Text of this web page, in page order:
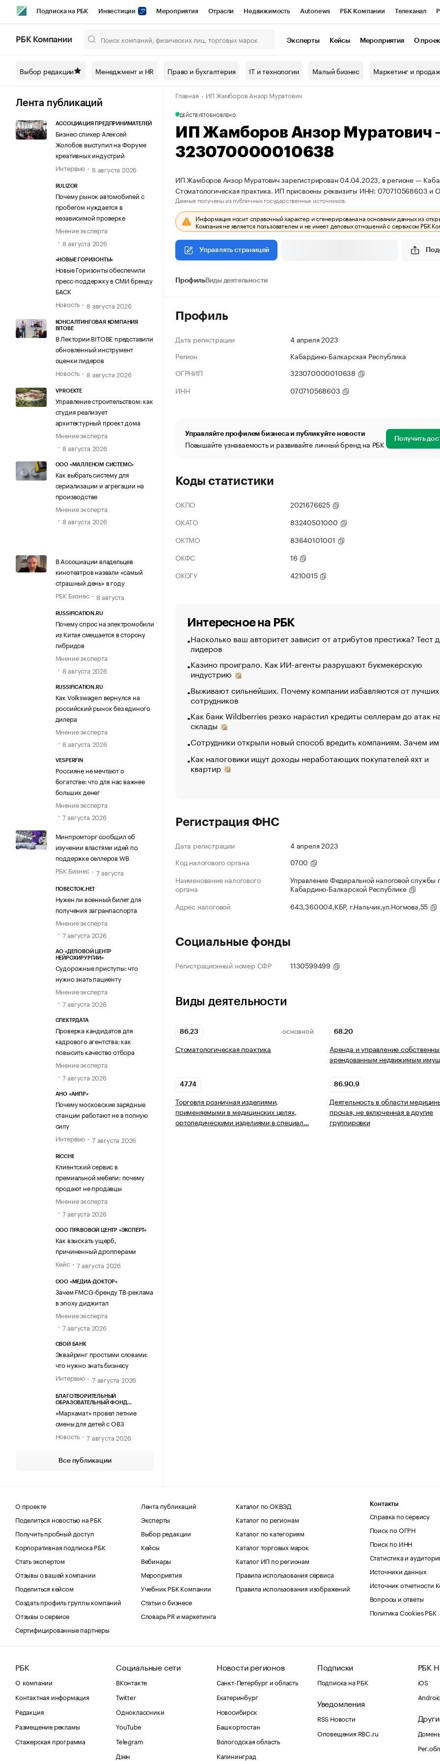
Подписка на РБК Инвестиции Мероприятия Отрасли Недвижимость Autonews РБК Компании Телеканал
Спецпроекты СПб Конференции СПб Спецпроекты Проверка контрагентов
Технологии и медиа Рынок наличной валюты
РБК Компании Эксперты Кейсы Мероприятия О
Выбор редакции Менеджмент и HR Право и бухгалтерия IT и технологии Малый бизнес Маркетинг и
Лента публикаций
АССОЦИАЦИЯ ПРЕДПРИНИМАТЕЛЕЙ
Бизнес-спикер Алексей
Жолобов выступил на Форуме
креативных индустрий
Интервью
8 августа 2026
RULIZOR
Почему рынок автомобилей с
пробегом нуждается в
независимой проверке
Мнение эксперта
8 августа 2026
«НОВЫЕ ГОРИЗОНТЫ»
Новые Горизонты обеспечили
пресс-поддержку в СМИ бренду
БАСК
Новость
8 августа 2026
КОНСАЛТИНГОВАЯ КОМПАНИЯ
BITOBE
В Лектории BITOBE представили
обновленный инструмент
оценки лидеров
Новость
8 августа 2026
VPROEKTE
Управление строительством: как
студия реализует
архитектурный проект дома
Мнение эксперта
8 августа 2026
ООО «МАЛЛЕНОМ СИСТЕМС»
Как выбрать систему для
сериализации и агрегации на
производстве
Мнение эксперта
8 августа 2026
В Ассоциации владельцев
кинотеатров назвали «самый
страшный день» в году
РБК Бизнес
8 августа
RUSSIFICATION.RU
Почему спрос на электромобили
из Китая смещается в сторону
гибридов
Мнение эксперта
8 августа 2026
RUSSIFICATION.RU
Как Volkswagen вернулся на
российский рынок без единого
дилера
Мнение эксперта
8 августа 2026
VESPERFIN
Россияне не мечтают о
богатстве: что для нас важнее
больших денег
Мнение эксперта
7 августа 2026
Минпромторг сообщил об
изучении властями идей по
поддержке селлеров WB
РБК Бизнес
7 августа
ПОВЕСТОК.НЕТ
Нужен ли военный билет для
получения загранпаспорта
Мнение эксперта
7 августа 2026
АО «ДЕЛОВОЙ ЦЕНТР
НЕЙРОХИРУРГИИ»
Судорожные приступы: что
нужно знать пациенту
Мнение эксперта
7 августа 2026
СПЕКТРДАТА
Проверка кандидатов для
кадрового агентства: как
повысить качество отбора
Мнение эксперта
7 августа 2026
АНО «АИПР»
Почему московские зарядные
станции работают не в полную
силу
Интервью
7 августа 2026
RICCHE
Клиентский сервис в
премиальной мебели: почему
продают не продавцы
Мнение эксперта
7 августа 2026
ООО ПРАВОВОЙ ЦЕНТР «ЭКСПЕРТ»
Как взыскать ущерб,
причиненный дропперами
Кейс
7 августа 2026
ООО «МЕДИА-ДОКТОР»
Зачем FMCG-бренду ТВ-реклама
в эпоху диджитал
Мнение эксперта
7 августа 2026
СВОЙ БАНК
Эквайринг простыми словами:
что нужно знать бизнесу
Интервью
7 августа 2026
БЛАГОТВОРИТЕЛЬНЫЙ
ОБРАЗОВАТЕЛЬНЫЙ ФОНД
«Мархамат» провел летние
смены для детей с ОВЗ
Новость
7 августа 2026
Все публикации
Главная ИП Жамборов Анзор Муратович
ДЕЙСТВУЕТОБНОВЛЕНО
ИП Жамборов Анзор
323070000010638
ИП Жамборов Анзор Муратович зарегистрирован 04.04.2023, в регионе —
Стоматологическая практика. ИП присвоены реквизиты ИНН: 070710568603
Данные получены из публичных государственных источников.
Информация носит справочный характер и сгенерирована на основании данных из
Компания не является пользователем и не имеет деловых отношений с сервисом РБК
Управлять страницей
ПрофильВиды деятельности
Профиль
Дата регистрации
4 апреля 2023
Регион
Кабардино-Балкарская Республика
ОГРНИП
323070000010638
ИНН
070710568603
Управляйте профилем бизнеса и публикуйте новости
Повышайте узнаваемость и развивайте личный бренд на РБК Получить
Коды статистики
ОКПО
2021676625
ОКАТО
83240501000
ОКТМО
83640101001
ОКФС
16
ОКОГУ
4210015
Интересное на РБК
Насколько ваш авторитет зависит от атрибутов престижа? Тест
лидеров
Казино проиграло. Как ИИ-агенты разрушают букмекерскую
индустрию
Выживают сильнейших. Почему компании избавляются от лучших
сотрудников
Как банк Wildberries резко нарастил кредиты селлерам до атак
склады
Сотрудники открыли новый способ вредить компаниям. Зачем
Как налоговики ищут доходы неработающих покупателей яхт и
квартир
Регистрация ФНС
Дата регистрации
4 апреля 2023
Код налогового органа
0700
Наименование налогового
органа
Управление Федеральной налоговой службы
Кабардино-Балкарской Республике
Адрес налоговой
643,360004,КБР, г.Нальчик,ул.Ногмова,55
Социальные фонды
Регистрационный номер СФР 1130599499
Виды деятельности
86.23 ОСНОВНОЙ
Стоматологическая практика
68.20
Аренда и управление
арендованным недвижимым
47.74
Торговля розничная изделиями,
применяемыми в медицинских целях,
ортопедическими изделиями в специал…
86.90.9
Деятельность в области
прочая, не включенная в другие
группировки
О проекте
Поделиться новостью на РБК
Получить пробный доступ
Корпоративная подписка РБК
Стать экспертом
Отзывы о вашей компании
Поделиться кейсом
Создать профиль группы компаний
Отзывы о сервисе
Сертифицированные партнеры
Лента публикаций
Эксперты
Выбор редакции
Кейсы
Вебинары
Мероприятия
Учебник РБК Компании
Статьи о бизнесе
Словарь PR и маркетинга
Каталог по ОКВЭД
Каталог по регионам
Каталог по категориям
Каталог торговых марок
Каталог ИП по регионам
Правила использования сервиса
Правила использования изображений
Контакты
Справка по сервису
Поиск по ОГРН
Поиск по ИНН
Статистика и
Источники данных
Источник отчетности
Вопросы и ответы
Политика Cookies РБК
РБК
О компании
Контактная информация
Редакция
Размещение рекламы
Стажерская программа
Социальные сети
ВКонтакте
Twitter
Одноклассники
YouTube
Telegram
Дзен
Новости регионов
Санкт-Петербург и область
Екатеринбург
Новосибирск
Башкортостан
Вологодская область
Калининград
Подписки
Подписка на РБК
Уведомления
RSS Новости
Оповещения RBC.ru
РБК
iOS